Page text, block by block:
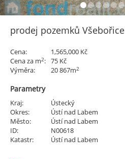
prodej pozemků Všebořice
Cena:
1,565,000 Kč
Cena za m2: 75 Kč
Výměra:
20 867m2
Parametry
Kraj:
Ústecký
Okres:
Ústí nad Labem
Město:
Ústí nad Labem
ID:
N00618
Katastr:
Ústí nad Labem